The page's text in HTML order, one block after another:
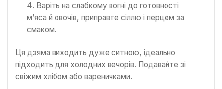
Варіть на слабкому вогні до готовності
м’яса й овочів, приправте сіллю і перцем за
смаком.
Ця дзяма виходить дуже ситною, ідеально
підходить для холодних вечорів. Подавайте зі
свіжим хлібом або вареничками.